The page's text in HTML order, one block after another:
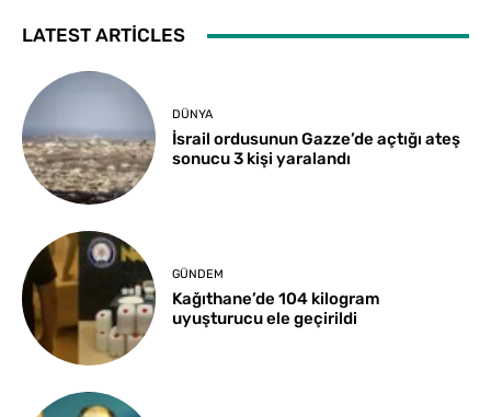
LATEST ARTICLES
DÜNYA
İsrail ordusunun Gazze’de açtığı ateş
sonucu 3 kişi yaralandı
GÜNDEM
Kağıthane’de 104 kilogram
uyuşturucu ele geçirildi